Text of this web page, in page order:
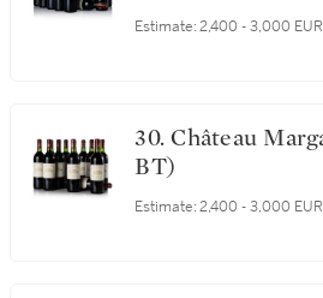
Estimate: 2,400 - 3,000 EUR
30. Château Margaux 1991 (12
BT)
Estimate: 2,400 - 3,000 EUR